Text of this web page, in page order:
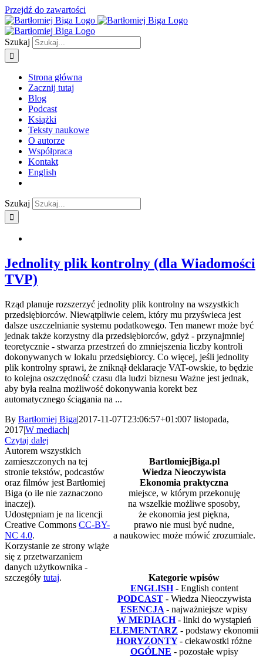
Przejdź do zawartości
Szukaj
Strona główna
Zacznij tutaj
Blog
Podcast
Książki
Teksty naukowe
O autorze
Współpraca
Kontakt
English
Szukaj
Jednolity plik kontrolny (dla Wiadomości
TVP)
Rząd planuje rozszerzyć jednolity plik kontrolny na wszystkich
przedsiębiorców. Niewątpliwie celem, który mu przyświeca jest
dalsze uszczelnianie systemu podatkowego. Ten manewr może być
jednak także korzystny dla przedsiębiorców, gdyż - przynajmniej
teoretycznie - stwarza przestrzeń do zmniejszenia liczby kontroli
dokonywanych w lokalu przedsiębiorcy. Co więcej, jeśli jednolity
plik kontrolny sprawi, że zniknął deklaracje VAT-owskie, to będzie
to kolejna oszczędność czasu dla ludzi biznesu Ważne jest jednak,
aby była realna możliwość dokonywania korekt bez
automatycznego ściągania na ...
By Bartłomiej Biga|2017-11-07T23:06:57+01:007 listopada,
2017|W mediach|
Czytaj dalej
BartlomiejBiga.pl
Wiedza Nieoczywista
Ekonomia praktyczna
miejsce, w którym przekonuję
na wszelkie możliwe sposoby,
że ekonomia jest piękna,
prawo nie musi być nudne,
a naukowiec może mówić zrozumiale.
Kategorie wpisów
ENGLISH - English content
PODCAST - Wiedza Nieoczywista
ESENCJA - najważniejsze wpisy
W MEDIACH - linki do wystąpień
ELEMENTARZ - podstawy ekonomii
HORYZONTY - ciekawostki różne
OGÓLNE - pozostałe wpisy
Autorem wszystkich
zamieszczonych na tej
stronie tekstów, podcastów
oraz filmów jest Bartłomiej
Biga (o ile nie zaznaczono
inaczej).
Udostępniam je na licencji
Creative Commons CC-BY-
NC 4.0.
Korzystanie ze strony wiąże
się z przetwarzaniem
danych użytkownika -
szczegóły tutaj.